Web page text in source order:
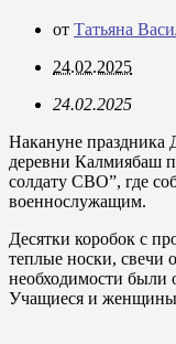
от Татьяна
24.02.2025
24.02.2025
Накануне праздника
деревни Калмиябаш
солдату СВО”, где
военнослужащим.
Десятки коробок с
теплые носки, свечи
необходимости
Учащиеся и женщины